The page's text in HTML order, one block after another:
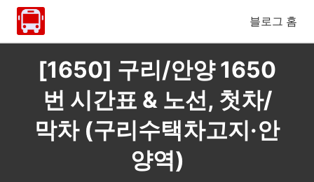
블로그 홈
[1650] 구리/안양 1650
번 시간표 & 노선, 첫차/
막차 (구리수택차고지·안
양역)